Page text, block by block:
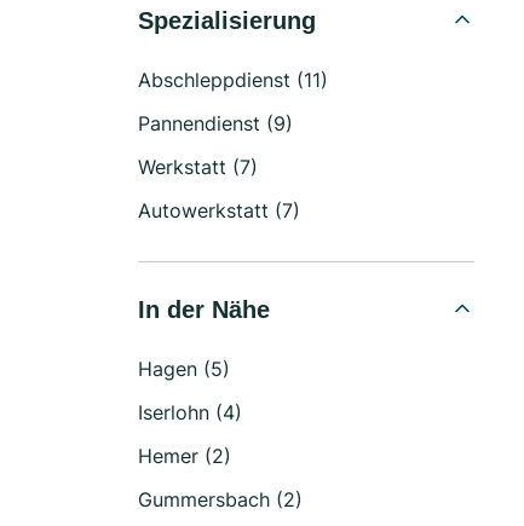
Spezialisierung
Abschleppdienst (11)
Pannendienst (9)
Werkstatt (7)
Autowerkstatt (7)
In der Nähe
Hagen (5)
Iserlohn (4)
Hemer (2)
Gummersbach (2)